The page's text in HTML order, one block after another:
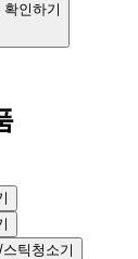
인하기
틱청소기